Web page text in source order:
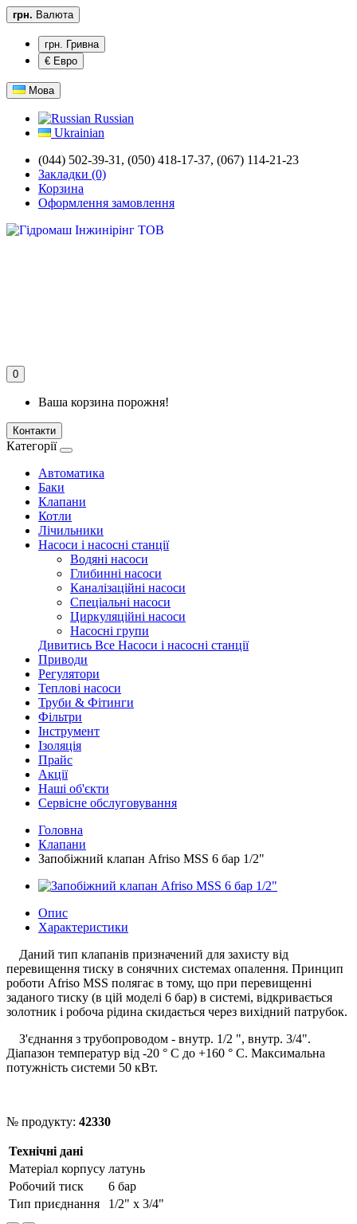
грн. Валюта
грн. Гривна
€ Евро
Мова
Russian
Ukrainian
(044) 502-39-31, (050) 418-17-37, (067) 114-21-23
Закладки (0)
Корзина
Оформлення замовлення
0
Ваша корзина порожня!
Контакти
Категорії
Автоматика
Баки
Клапани
Котли
Лічильники
Насоси і насосні станції
Водяні насоси
Глибинні насоси
Каналізаційні насоси
Спеціальні насоси
Циркуляційні насоси
Насосні групи
Дивитись Все Насоси і насосні станції
Приводи
Регулятори
Теплові насоси
Труби & Фітинги
Фільтри
Інструмент
Ізоляція
Прайс
Акції
Наші об'єкти
Сервісне обслуговування
Головна
Клапани
Запобіжний клапан Afriso MSS 6 бар 1/2"
Опис
Характеристики
Даний тип клапанів призначений для захисту від
перевищення тиску в сонячних системах опалення. Принцип
роботи Afriso MSS полягає в тому, що при перевищенні
заданого тиску (в цій моделі 6 бар) в системі, відкривається
золотник і робоча рідина скидається через вихідний патрубок.
З'єднання з трубопроводом - внутр. 1/2 ", внутр. 3/4".
Діапазон температур від -20 ° С до +160 ° С. Максимальна
потужність системи 50 кВт.
№ продукту: 42330
Технічні дані
Матеріал корпусу латунь
Робочий тиск
6 бар
Тип приєднання
1/2" x 3/4"